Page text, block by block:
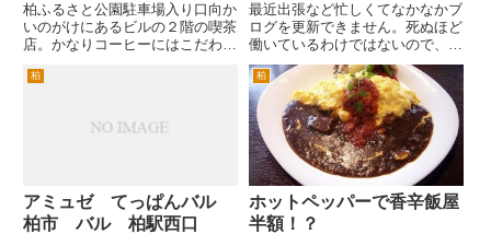
柏ふるさと公園駐車場入り口向か
いのがけにあるビルの２階の喫茶
店。かなりコーヒーにはこだわり
文化会館の隣の柏ふるさと公園の
連続している信号を千葉方面に
最近出張など忙しくてなかなかブ
ログを更新できません。死ぬほど
働いているわけではないので、ま
あちゃんとやる気になれば出来る
のでしょうが、怠慢といえば怠慢
ですね(^_^;) というわけで今回
は、柏駅西口の柏高島屋ステーシ
ョンモール新館の沖縄料...
柏
アミュゼ てっぱんバル
柏市 バル 柏駅西口
柏
ホットペッパーで香辛飯屋
半額！？